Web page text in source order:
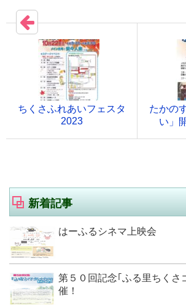
ちくさふれあいフェスタ
2023
たかの
い」
新着記事
はーふるシネマ上映会
第５０回記念｢ふる里ちくさ
催！